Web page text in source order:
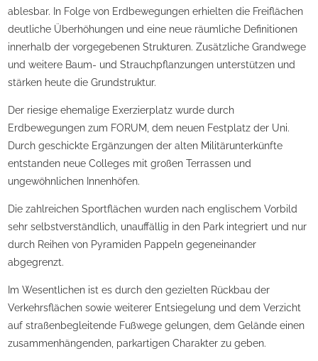
ablesbar. In Folge von Erdbewegungen erhielten die Freiflächen
deutliche Überhöhungen und eine neue räumliche Definitionen
innerhalb der vorgegebenen Strukturen. Zusätzliche Grandwege
und weitere Baum- und Strauchpflanzungen unterstützen und
stärken heute die Grundstruktur.
Der riesige ehemalige Exerzierplatz wurde durch
Erdbewegungen zum FORUM, dem neuen Festplatz der Uni.
Durch geschickte Ergänzungen der alten Militärunterkünfte
entstanden neue Colleges mit großen Terrassen und
ungewöhnlichen Innenhöfen.
Die zahlreichen Sportflächen wurden nach englischem Vorbild
sehr selbstverständlich, unauffällig in den Park integriert und nur
durch Reihen von Pyramiden Pappeln gegeneinander
abgegrenzt.
Im Wesentlichen ist es durch den gezielten Rückbau der
Verkehrsflächen sowie weiterer Entsiegelung und dem Verzicht
auf straßenbegleitende Fußwege gelungen, dem Gelände einen
zusammenhängenden, parkartigen Charakter zu geben.